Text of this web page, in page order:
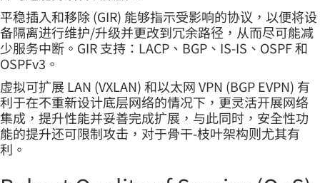
平稳插入和移除 (GIR) 能够指示受影响的协议，以便将设
备隔离进行维护/升级并更改到冗余路径，从而尽可能减
少服务中断。GIR 支持：LACP、BGP、IS-IS、OSPF 和
OSPFv3。
虚拟可扩展 LAN (VXLAN) 和以太网 VPN (BGP EVPN) 有
利于在不重新设计底层网络的情况下，更灵活开展网络
集成，提升性能并妥善完成扩展，与此同时，安全性功
能的提升还可限制攻击，对于骨干-枝叶架构则尤其有
利。